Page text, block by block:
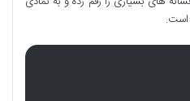
است.